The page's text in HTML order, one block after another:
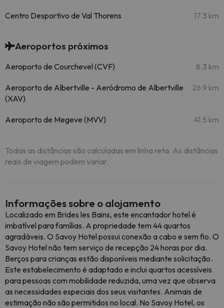
Centro Desportivo de Val Thorens 17.3 km
Aeroportos próximos
Aeroporto de Courchevel (CVF) 8.3 km
Aeroporto de Albertville - Aeródromo de Albertville
(XAV)
26.9 km
Aeroporto de Megeve (MVV) 41.5 km
Todas as distâncias são calculadas em linha reta. As distâncias
reais de viagem podem variar.
Informações sobre o alojamento
Localizado em Brides les Bains, este encantador hotel é
imbatível para famílias. A propriedade tem 44 quartos
agradáveis. O Savoy Hotel possui conexão a cabo e sem fio. O
Savoy Hotel não tem serviço de recepção 24 horas por dia.
Berços para crianças estão disponíveis mediante solicitação.
Este estabelecimento é adaptado e inclui quartos acessíveis
para pessoas com mobilidade reduzida, uma vez que observa
as necessidades especiais dos seus visitantes. Animais de
estimação não são permitidos no local. No Savoy Hotel, os